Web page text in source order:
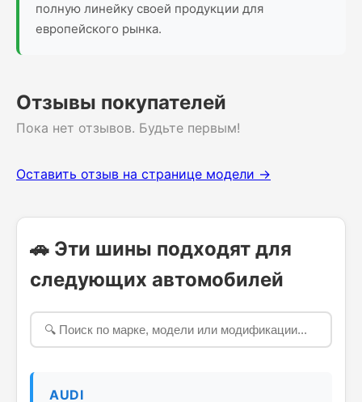
полную линейку своей продукции для
европейского рынка.
Отзывы покупателей
Пока нет отзывов. Будьте первым!
Оставить отзыв на странице модели →
🚗 Эти шины подходят для
следующих автомобилей
AUDI